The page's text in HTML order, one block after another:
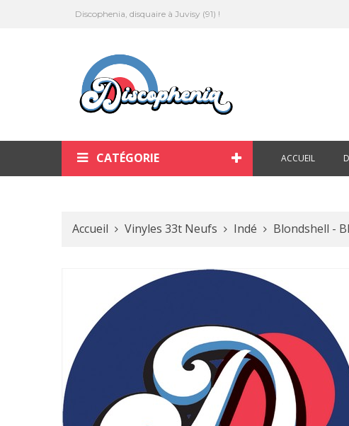
Discophenia, disquaire à Juvisy (91) !
CATÉGORIE ACCUEIL
Accueil Vinyles 33t Neufs Indé Blondshell -